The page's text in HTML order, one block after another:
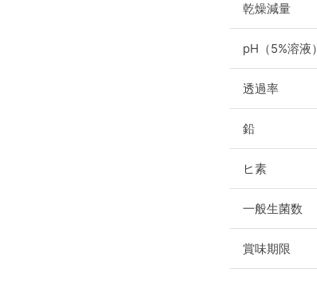
乾燥減量
pH（5%溶液）
透過率
鉛
ヒ素
一般生菌数
賞味期限